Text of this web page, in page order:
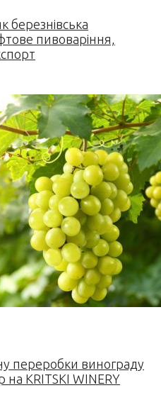
березнівська
пивоваріння,
переробки винограду
KRITSKI WINERY